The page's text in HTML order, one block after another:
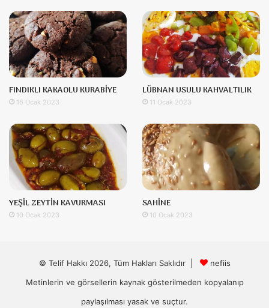
FINDIKLI KAKAOLU KURABİYE
16 Ocak 2023
LÜBNAN USULU KAHVALTILIK
11 Ocak 2023
YEŞİL ZEYTİN KAVURMASI
10 Ocak 2023
SAHİNE
10 Ocak 2023
© Telif Hakkı 2026, Tüm Hakları Saklıdır |
nefiis
Metinlerin ve görsellerin kaynak gösterilmeden kopyalanıp
paylaşılması yasak ve suçtur.